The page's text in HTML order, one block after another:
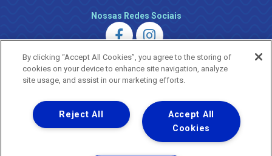
Nossas Redes Sociais
Uma empresa
Copyright ® 2026 - Todos os Direitos Reservados.
Nossa natureza movimenta a vida
By clicking “Accept All Cookies”, you agree to the storing of
cookies on your device to enhance site navigation, analyze
site usage, and assist in our marketing efforts.
Accept All
Cookies
Reject All